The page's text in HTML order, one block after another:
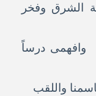
الشرق وفخر
درساً
واللقب